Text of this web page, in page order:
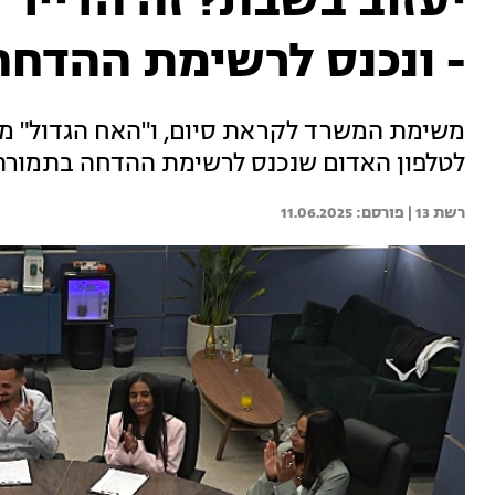
- ונכנס לרשימת
משימת המשרד לקראת סיום, ו"האח הגדול"
לטלפון האדום שנכנס לרשימת ההדחה
רשת 13 | 11.06.2025